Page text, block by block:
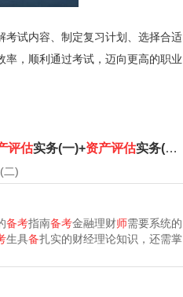
考试内容、制定复习计划、选择合适
，顺利通过考试，迈向更高的职业
评估实务(一)+资产评估实务(二)）题库
二)
备考指南备考金融理财师需要系统的
生具备扎实的财经理论知识，还需掌